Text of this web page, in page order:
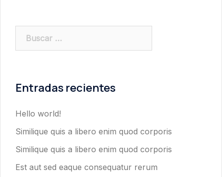
Entradas recientes
Hello world!
Similique quis a libero enim quod corporis
Similique quis a libero enim quod corporis
Est aut sed eaque consequatur rerum